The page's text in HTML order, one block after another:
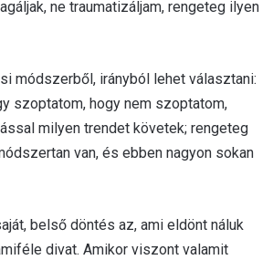
ne traumatizáljam, rengeteg ilyen
módszerből, irányból lehet választani:
szoptatom, hogy nem szoptatom,
milyen trendet követek; rengeteg
van, és ebben nagyon sokan
belső döntés az, ami eldönt náluk
divat. Amikor viszont valamit